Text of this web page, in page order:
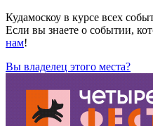
Кудамоскоу в курсе всех
Если вы знаете о событии,
нам!
Вы владелец этого места?